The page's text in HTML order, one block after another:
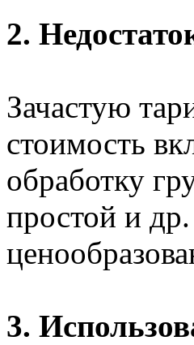
2.
Зачастую
стоимость
обработку
простой и
3.